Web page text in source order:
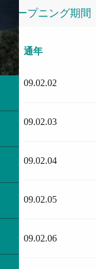
オープニング期間
通年
通年
09.02.02
09.02.03
09.02.04
09.02.05
09.02.06